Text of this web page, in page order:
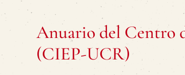
Anuario del Centro
(CIEP-UCR)